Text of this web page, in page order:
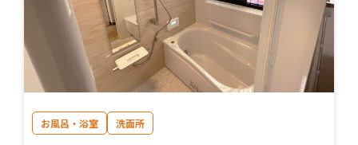
お風呂・浴室 洗面所